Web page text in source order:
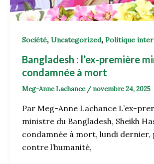
Société, Uncategorized, Politique
Bangladesh : l’ex-première
condamnée à mort
Meg-Anne Lachance / novembre 24, 2025
Par Meg-Anne Lachance L’ex-
ministre du Bangladesh, Sheikh
condamnée à mort, lundi
contre l’humanité,